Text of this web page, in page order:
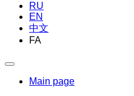
RU
EN
中文
FA
Main page